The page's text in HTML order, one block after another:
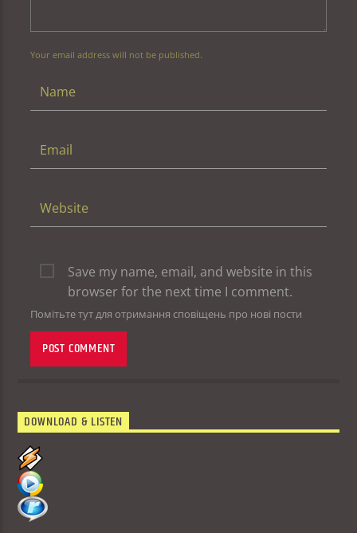
Your email address will not be published.
Save my name, email, and website in this
browser for the next time I comment.
Помітьте тут для отримання сповіщень про нові пости
DOWNLOAD & LISTEN